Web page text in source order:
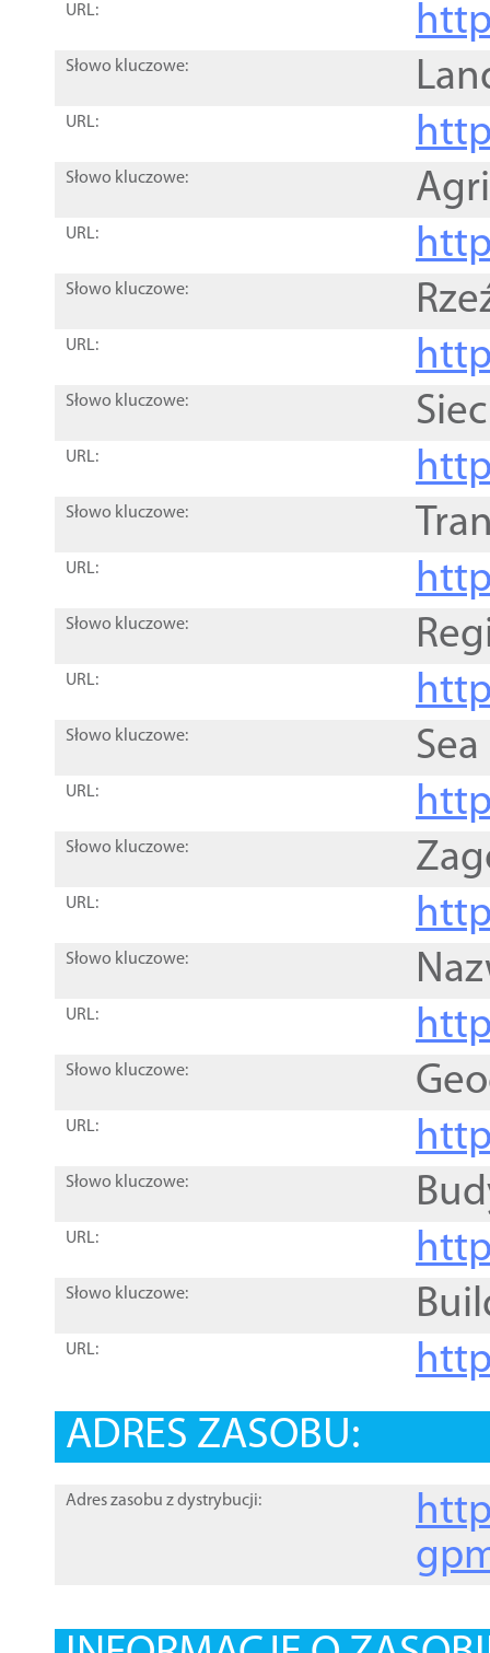
URL:
Słowo kluczowe:
URL:
Słowo kluczowe:
URL:
Słowo kluczowe:
URL:
Słowo kluczowe:
URL:
Słowo kluczowe:
URL:
Słowo kluczowe:
URL:
Słowo kluczowe:
URL:
Słowo kluczowe:
URL:
Słowo kluczowe:
URL:
Słowo kluczowe:
URL:
Słowo kluczowe:
URL:
Słowo kluczowe:
URL:
ADRES ZASOBU:
Adres zasobu z dystrybucji: